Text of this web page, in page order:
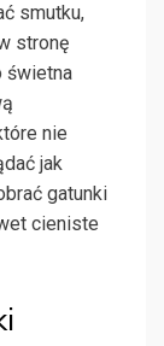
smutku,
stronę
świetna
nie
jak
gatunki
cieniste